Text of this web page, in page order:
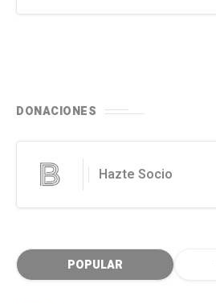
DONACIONES
Hazte Socio
POPULAR